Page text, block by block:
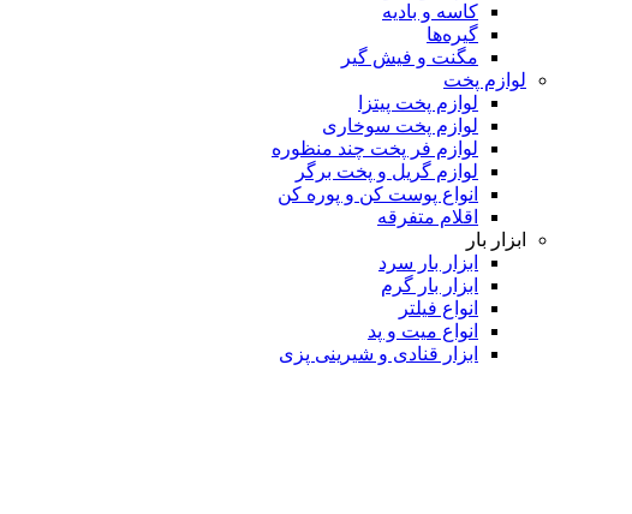
کاسه و بادیه
گیره‌ها
مگنت و فیش گیر
لوازم پخت
لوازم پخت پیتزا
لوازم پخت سوخاری
لوازم فر پخت چند منظوره
لوازم گریل و پخت برگر
انواع پوست کن و پوره کن
اقلام متفرقه
ابزار بار
ابزار بار سرد
ابزار بار گرم
انواع فیلتر
انواع میت و پد
ابزار قنادی و شیرینی پزی